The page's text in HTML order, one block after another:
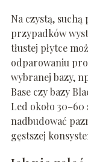
Na czystą, suchą
przypadków
tłustej płytce
odparowaniu
wybranej bazy,
Base czy bazy
Led około
nadbudować
gęstszej